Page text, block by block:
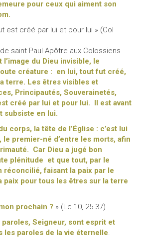
pour ceux qui aiment son
est créé par lui et pour lui » (Col
saint Paul Apôtre aux Colossiens
du Dieu invisible, le
créature : en lui, tout fut créé,
terre. Les êtres visibles et
Principautés, Souverainetés,
créé par lui et pour lui. Il est avant
subsiste en lui.
corps, la tête de l’Église : c’est lui
premier-né d’entre les morts, afin
Car Dieu a jugé bon
plénitude et que tout, par le
réconcilié, faisant la paix par le
paix pour tous les êtres sur la terre
prochain ? » (Lc 10, 25-37)
paroles, Seigneur, sont esprit et
les paroles de la vie éternelle.